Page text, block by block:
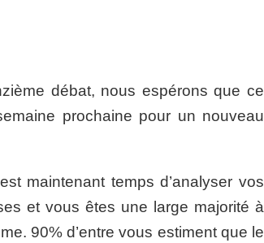
débat, nous espérons que ce
prochaine pour un nouveau
maintenant temps d’analyser vos
et vous êtes une large majorité à
90% d’entre vous estiment que le